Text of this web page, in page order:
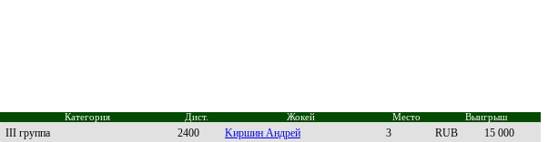
Категория Дист. Жокей Место Выигрыш
III группа 2400 Kиршин Андрей 3 RUB
15 000